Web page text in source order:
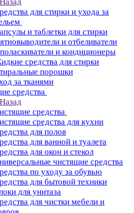
для стирки и ухода за
и таблетки для стирки
и отбеливатели
и кондиционеры
средства для стирки
порошки
за тканями
средства
Назад
средства
средства для кухни
для полов
для ванной и туалета
для окон и стекол
чистящие средства
по уходу за обувью
для бытовой техники
для унитаза
для чистки мебели и